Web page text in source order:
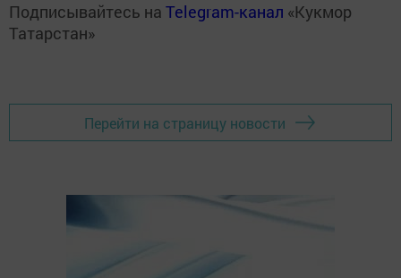
Подписывайтесь на Telegram-канал «Кукмор
Татарстан»
Перейти на страницу новости